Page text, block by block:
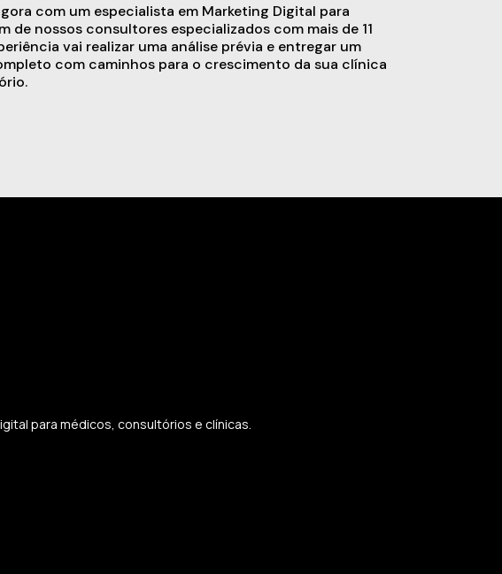
com um especialista em Marketing Digital para
de nossos consultores especializados com mais de 11
vai realizar uma análise prévia e entregar um
com caminhos para o crescimento da sua clínica
para médicos, consultórios e clínicas.